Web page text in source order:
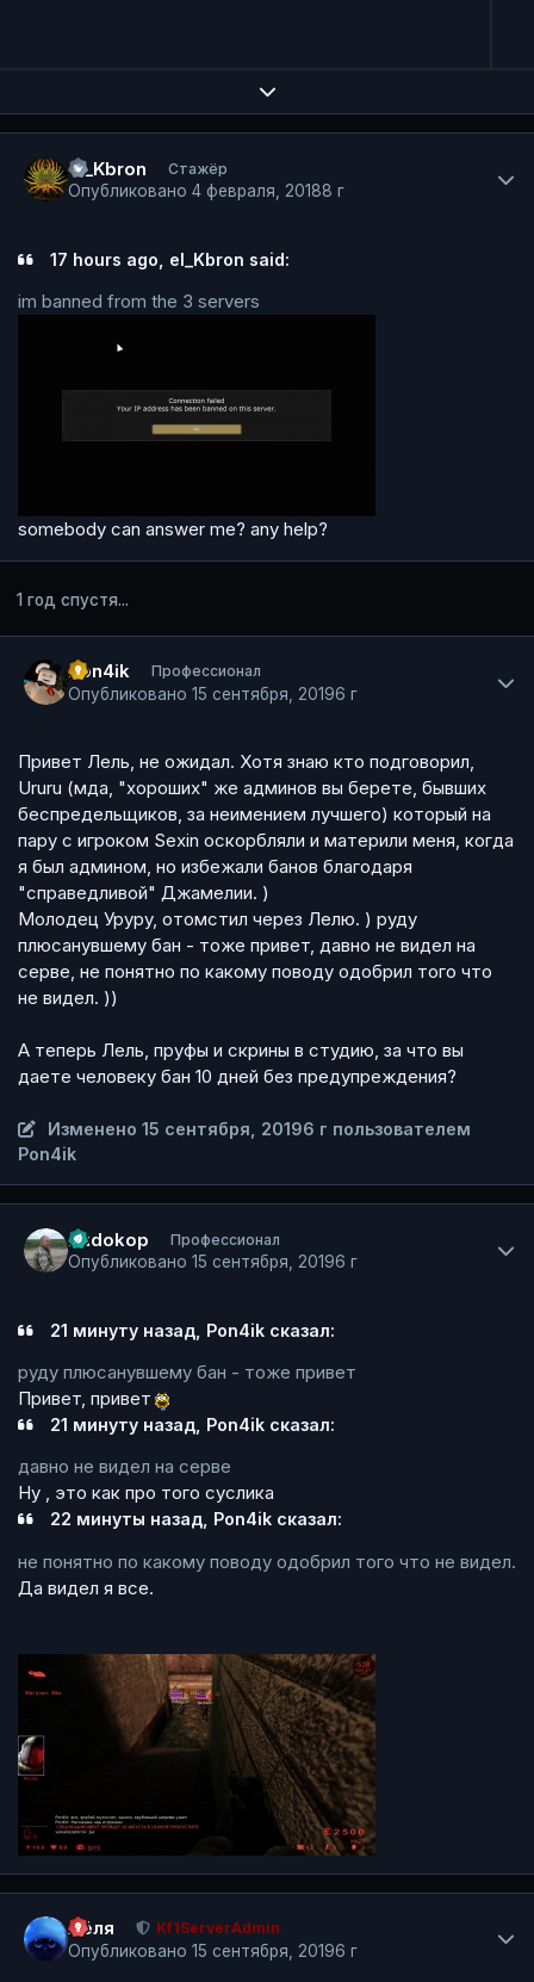
Expand topic overview
el_Kbron Стажёр
Опубликовано 4 февраля, 20188 г
17 hours ago, el_Kbron said:
im banned from the 3 servers
somebody can answer me? any help?
1 год спустя...
Pon4ik Профессионал
Опубликовано 15 сентября, 20196 г
Привет Лель, не ожидал. Хотя знаю кто подговорил,
Ururu (мда, "хороших" же админов вы берете, бывших
беспредельщиков, за неимением лучшего) который на
пару с игроком Sexin оскорбляли и материли меня, когда
я был админом, но избежали банов благодаря
"справедливой" Джамелии. )
Молодец Уруру, отомстил через Лелю. ) руду
плюсанувшему бан - тоже привет, давно не видел на
серве, не понятно по какому поводу одобрил того что
не видел. ))
А теперь Лель, пруфы и скрины в студию, за что вы
даете человеку бан 10 дней без предупреждения?
Изменено15 сентября, 20196 г пользователем
Pon4ik
Rudokop Профессионал
Опубликовано 15 сентября, 20196 г
21 минуту назад, Pon4ik сказал:
руду плюсанувшему бан - тоже привет
Привет, привет
21 минуту назад, Pon4ik сказал:
давно не видел на серве
Ну , это как про того суслика
22 минуты назад, Pon4ik сказал:
не понятно по какому поводу одобрил того что не видел.
Да видел я все.
Лёля Kf1ServerAdmin
Опубликовано 15 сентября, 20196 г